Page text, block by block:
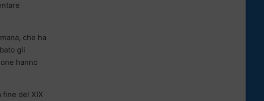
che ha
gli
hanno
fine del XIX